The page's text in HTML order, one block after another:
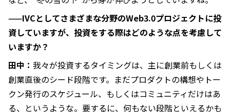
——IVCとしてさまざまな分野のWeb3.0プロジェクトに投
資していますが、投資をする際はどのような点を考慮して
いますか？
田中： 我々が投資するタイミングは、主に創業前もしくは
創業直後のシード段階です。まだプロダクトの構想やトー
クン発行のスケジュール、もしくはコミュニティだけはあ
る、というような。要するに、何もない段階といえるかも